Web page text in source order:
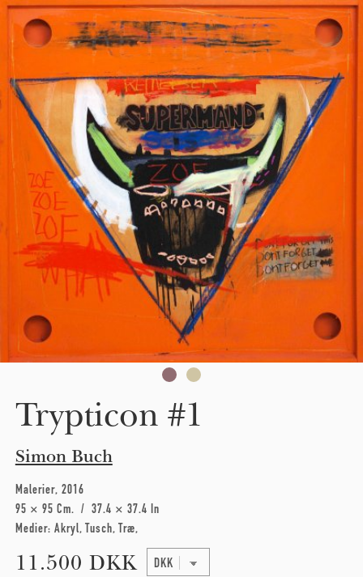
Skip to main content
Trypticon #1
Simon Buch
Malerier 2016
95 × 95 Cm
37.4 × 37.4 In
Medier: Akryl Tusch Træ
11.500 DKK